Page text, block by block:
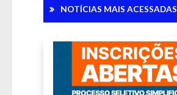
NOTÍCIAS MAIS ACESSADAS